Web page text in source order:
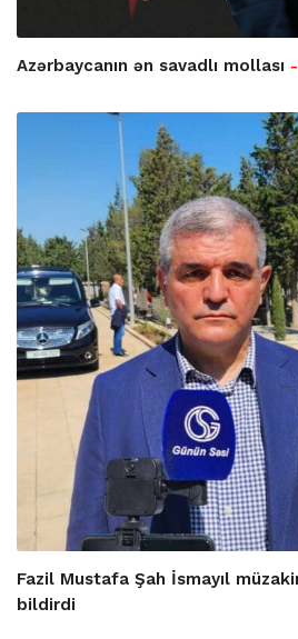
Azərbaycanın ən savadlı mollası
Fazil Mustafa Şah İsmayıl
bildirdi